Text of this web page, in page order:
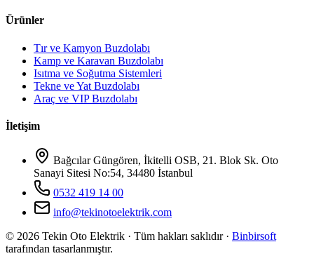
Ürünler
Tır ve Kamyon Buzdolabı
Kamp ve Karavan Buzdolabı
Isıtma ve Soğutma Sistemleri
Tekne ve Yat Buzdolabı
Araç ve VIP Buzdolabı
İletişim
Bağcılar Güngören, İkitelli OSB, 21. Blok Sk. Oto
Sanayi Sitesi No:54, 34480 İstanbul
0532 419 14 00
info@tekinotoelektrik.com
© 2026 Tekin Oto Elektrik · Tüm hakları saklıdır · Binbirsoft
tarafından tasarlanmıştır.